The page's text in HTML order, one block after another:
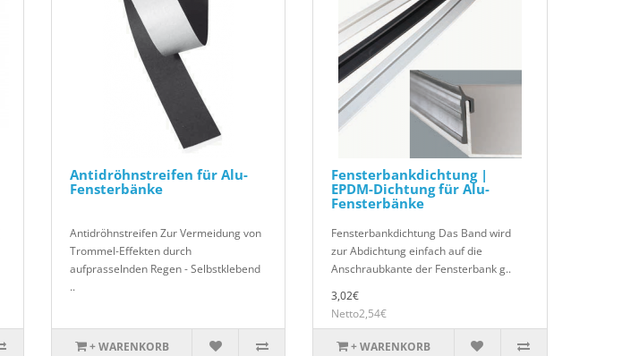
Antidröhnstreifen für Alu-
Fensterbänke
Antidröhnstreifen Zur Vermeidung von
Trommel-Effekten durch
aufprasselnden Regen - Selbstklebend
..
+ WARENKORB
Fensterbankdichtung |
EPDM-Dichtung für Alu-
Fensterbänke
Fensterbankdichtung Das Band wird
zur Abdichtung einfach auf die
Anschraubkante der Fensterbank g..
3,02€
Netto2,54€
+ WARENKORB